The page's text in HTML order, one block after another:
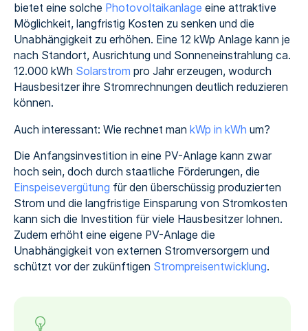
bietet eine solche Photovoltaikanlage eine attraktive
Möglichkeit, langfristig Kosten zu senken und die
Unabhängigkeit zu erhöhen. Eine 12 kWp Anlage kann je
nach Standort, Ausrichtung und Sonneneinstrahlung ca.
12.000 kWh Solarstrom pro Jahr erzeugen, wodurch
Hausbesitzer ihre Stromrechnungen deutlich reduzieren
können.
Auch interessant: Wie rechnet man kWp in kWh um?
Die Anfangsinvestition in eine PV-Anlage kann zwar
hoch sein, doch durch staatliche Förderungen, die
Einspeisevergütung für den überschüssig produzierten
Strom und die langfristige Einsparung von Stromkosten
kann sich die Investition für viele Hausbesitzer lohnen.
Zudem erhöht eine eigene PV-Anlage die
Unabhängigkeit von externen Stromversorgern und
schützt vor der zukünftigen Strompreisentwicklung.